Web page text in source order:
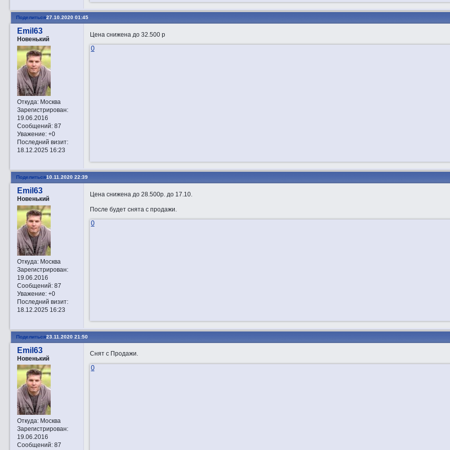
Поделиться27.10.2020 01:45
Emil63
Новенький
Откуда:Москва
Зарегистрирован:
19.06.2016
Сообщений:87
Уважение: +0
Последний визит:
18.12.2025 16:23
Цена снижена до 32.500 р
0
Поделиться10.11.2020 22:39
Emil63
Новенький
Откуда:Москва
Зарегистрирован:
19.06.2016
Сообщений:87
Уважение: +0
Последний визит:
18.12.2025 16:23
Цена снижена до 28.500р. до 17.10.
После будет снята с продажи.
0
Поделиться23.11.2020 21:50
Emil63
Новенький
Откуда:Москва
Зарегистрирован:
19.06.2016
Сообщений:87
Снят с Продажи.
0